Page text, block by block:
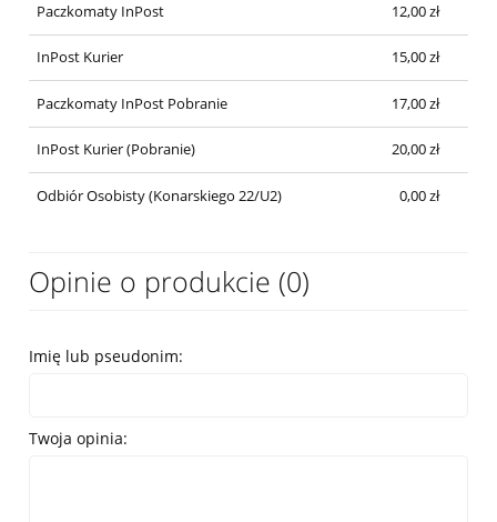
Paczkomaty InPost 12,00 zł
InPost Kurier 15,00 zł
Paczkomaty InPost Pobranie 17,00 zł
InPost Kurier (Pobranie) 20,00 zł
Odbiór Osobisty (Konarskiego 22/U2) 0,00 zł
Opinie o produkcie (0)
Imię lub pseudonim:
Twoja opinia: